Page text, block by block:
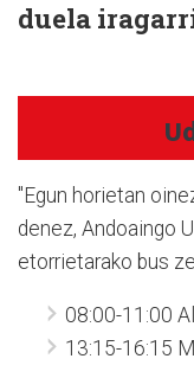
duela
"Egun horietan
denez, Andoaingo
etorrietarako bus
08:00-11:00
13:15-16:15